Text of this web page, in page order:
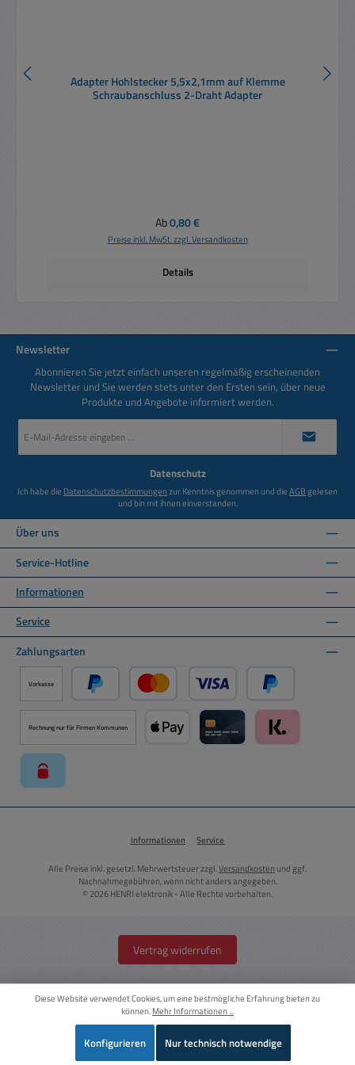
Adapter Hohlstecker 5,5x2,1mm auf Klemme
Schraubanschluss 2-Draht Adapter
Regulärer Preis:
Ab0,80 €
Preise inkl. MwSt. zzgl. Versandkosten
Details
Newsletter
Abonnieren Sie jetzt einfach unseren regelmäßig erscheinenden
Newsletter und Sie werden stets unter den Ersten sein, über neue
Produkte und Angebote informiert werden.
Mail-
Datenschutz
Ich habe die Datenschutzbestimmungenzur Kenntnis genommen und dieAGBgelesen
und bin mit ihnen einverstanden.
Über uns
Service-Hotline
Informationen
Service
Zahlungsarten
Vorkasse
PayPal Kredit- oder Debitkarte über PayPal
Später Bezahlen
Rechnung nur für Firmen Kommunen
Informationen Service
Alle Preise inkl. gesetzl. Mehrwertsteuer zzgl.Versandkosten und ggf.
Nachnahmegebühren, wenn nicht anders angegeben.
© 2026 HENRI elektronik - Alle Rechte vorbehalten.
Vertrag widerrufen
Diese Website verwendet Cookies, um eine bestmögliche Erfahrung bieten zu
können.Mehr Informationen ...
Nur technisch notwendige
Konfigurieren